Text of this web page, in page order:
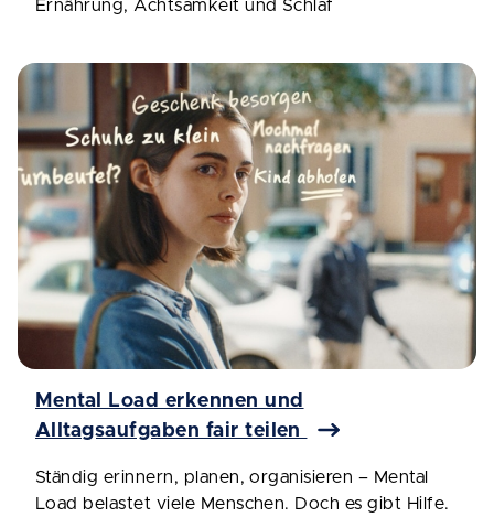
Ernährung, Achtsamkeit und Schlaf
Mental Load erkennen und
Alltagsaufgaben fair teilen
Ständig erinnern, planen, organisieren – Mental
Load belastet viele Menschen. Doch es gibt Hilfe.